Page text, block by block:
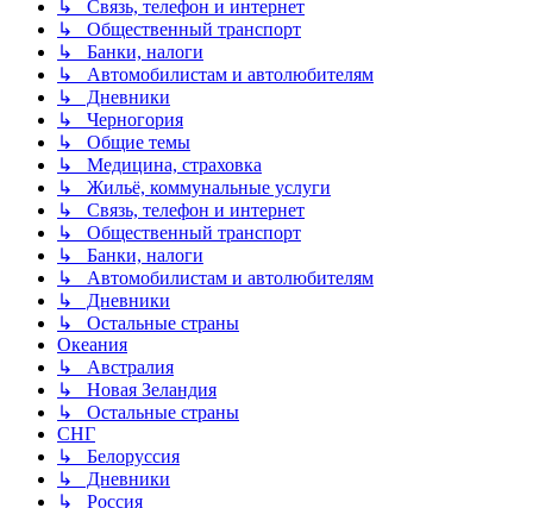
↳ Связь, телефон и интернет
↳ Общественный транспорт
↳ Банки, налоги
↳ Автомобилистам и автолюбителям
↳ Дневники
↳ Черногория
↳ Общие темы
↳ Медицина, страховка
↳ Жильё, коммунальные услуги
↳ Связь, телефон и интернет
↳ Общественный транспорт
↳ Банки, налоги
↳ Автомобилистам и автолюбителям
↳ Дневники
↳ Остальные страны
Океания
↳ Австралия
↳ Новая Зеландия
↳ Остальные страны
СНГ
↳ Белоруссия
↳ Дневники
↳ Россия